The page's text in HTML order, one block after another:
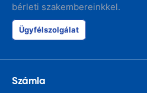
bérleti szakembereinkkel.
Ügyfélszolgálat
Számla